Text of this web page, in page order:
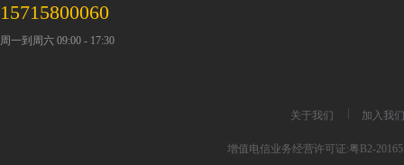
15715800060
周一到周六 09:00 - 17:30
关于我们 加入我们
增值电信业务经营许可证:粤B2-